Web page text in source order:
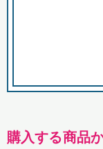
購入する商品